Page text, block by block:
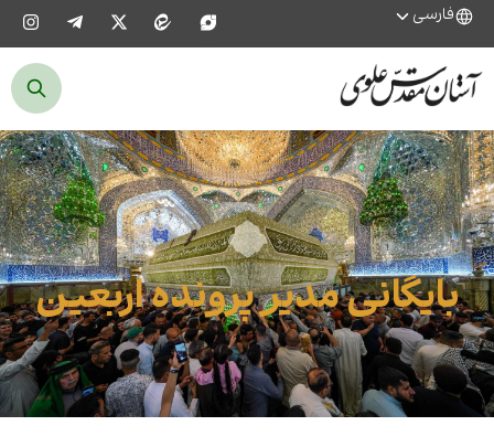
فارسی
بایگانی مدیر پرونده اربعین